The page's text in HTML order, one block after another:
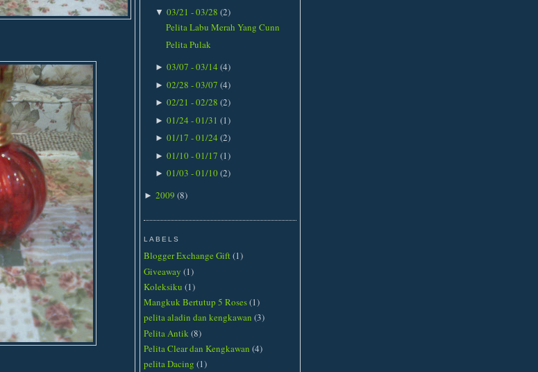
▼ 03/21 - 03/28 (2)
Pelita Labu Merah Yang Cunn
Pelita Pulak
► 03/07 - 03/14 (4)
► 02/28 - 03/07 (4)
► 02/21 - 02/28 (2)
► 01/24 - 01/31 (1)
► 01/17 - 01/24 (2)
► 01/10 - 01/17 (1)
► 01/03 - 01/10(2)
► 2009 (8)
LABELS
Blogger Exchange Gift(1)
Giveaway (1)
Koleksiku (1)
Mangkuk Bertutup 5 Roses(1)
pelita aladin dan kengkawan (3)
Pelita Antik(8)
Pelita Clear dan Kengkawan (4)
pelita Dacing (1)